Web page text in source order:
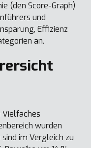
(den Score-Graph)
und
Effizienz
an.
Vielfaches
wurden
im Vergleich zu